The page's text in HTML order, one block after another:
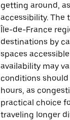
getting around,
accessibility. The
Île-de-France
destinations by
spaces
availability may
conditions
hours, as
practical choice
traveling longer